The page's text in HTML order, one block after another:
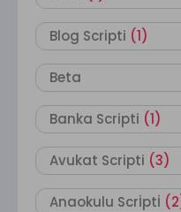
Blog Scripti (1)
Beta
Banka Scripti (1)
Avukat Scripti (3)
Anaokulu Scrİptİ